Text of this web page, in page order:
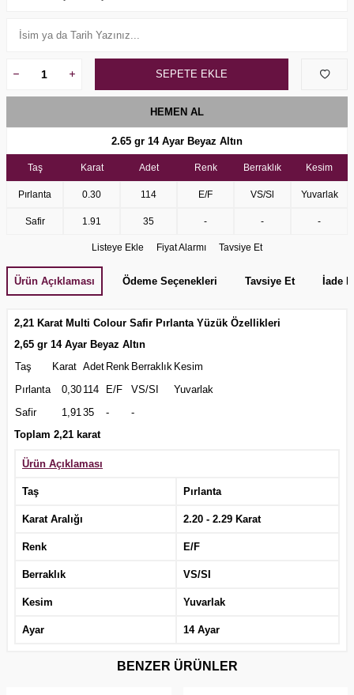
SEPETE EKLE
HEMEN AL
2.65 gr 14 Ayar Beyaz Altın
Taş
Pırlanta
Safir
Karat
0.30
1.91
Adet
114
35
Renk
E/F
-
Berraklık
VS/Sl
-
Kesim
Yuvarlak
-
Listeye Ekle Fiyat Alarmı Tavsiye Et
Ürün Açıklaması Ödeme Seçenekleri Tavsiye Et İade
2,21 Karat Multi Colour Safir Pırlanta Yüzük Özellikleri
2,65 gr 14 Ayar Beyaz Altın
Taş
Karat Adet Renk Berraklık Kesim
Pırlanta
0,30 114 E/F VS/SI
Yuvarlak
Safir
1,9135 -
-
Toplam 2,21 karat
Ürün Açıklaması
Taş Pırlanta
Karat Aralığı 2.20 - 2.29 Karat
Renk E/F
Berraklık VS/SI
Kesim Yuvarlak
Ayar 14 Ayar
BENZER ÜRÜNLER